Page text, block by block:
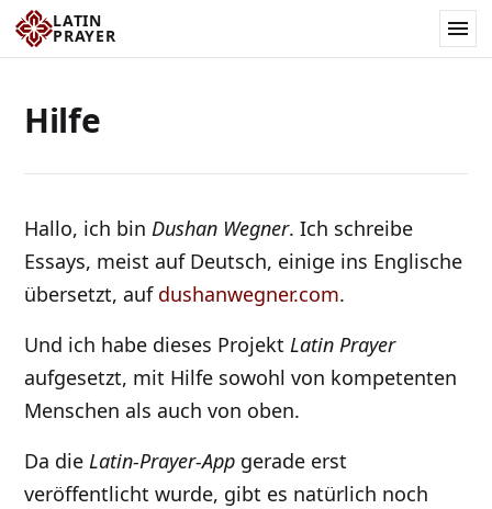
LATIN
PRAYER
Hilfe
Hallo, ich bin Dushan Wegner. Ich schreibe
Essays, meist auf Deutsch, einige ins Englische
übersetzt, auf dushanwegner.com.
Und ich habe dieses Projekt Latin Prayer
aufgesetzt, mit Hilfe sowohl von kompetenten
Menschen als auch von oben.
Da die Latin-Prayer-App gerade erst
veröffentlicht wurde, gibt es natürlich noch